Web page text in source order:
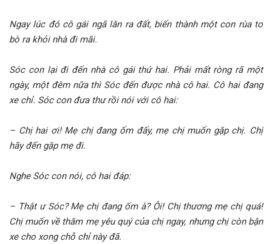
Ngay lúc đó cô gái ngã lăn ra đất, biến thành một con rùa to
bò ra khỏi nhà đi mãi.
Sóc con lại đi đến nhà cô gái thứ hai. Phải mất ròng rã một
ngày, một đêm nữa thì Sóc đến được nhà cô hai. Cô hai đang
xe chỉ. Sóc con đưa thư rồi nói với cô hai:
– Chị hai ơi! Mẹ chị đang ốm đấy, mẹ chị muốn gặp chị. Chị
hãy đến gặp mẹ đi.
Nghe Sóc con nói, cô hai đáp:
– Thật ư Sóc? Mẹ chị đang ốm à? Ôi! Chị thương mẹ chị quá!
Chị muốn về thăm mẹ yêu quý của chị ngay, nhưng chị còn bận
xe cho xong chỗ chỉ này đã.